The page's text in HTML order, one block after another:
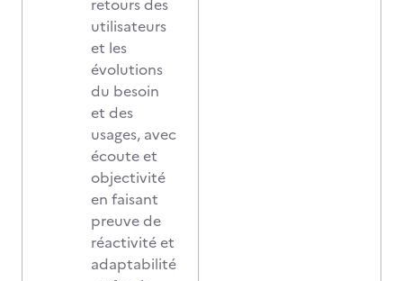
retours des
utilisateurs
et les
évolutions
du besoin
et des
usages, avec
écoute et
objectivité
en faisant
preuve de
réactivité et
adaptabilité